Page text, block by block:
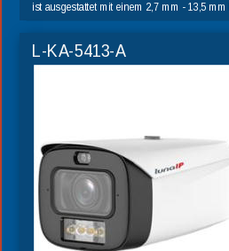
ist ausgestattet mit einem 2,7 mm - 13,5
L-KA-5413-A